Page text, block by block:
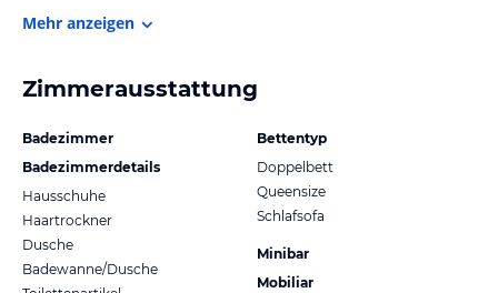
Mehr anzeigen
Zimmerausstattung
Badezimmer
Badezimmerdetails
Hausschuhe
Haartrockner
Dusche
Badewanne/Dusche
Bettentyp
Doppelbett
Queensize
Schlafsofa
Minibar
Mobiliar